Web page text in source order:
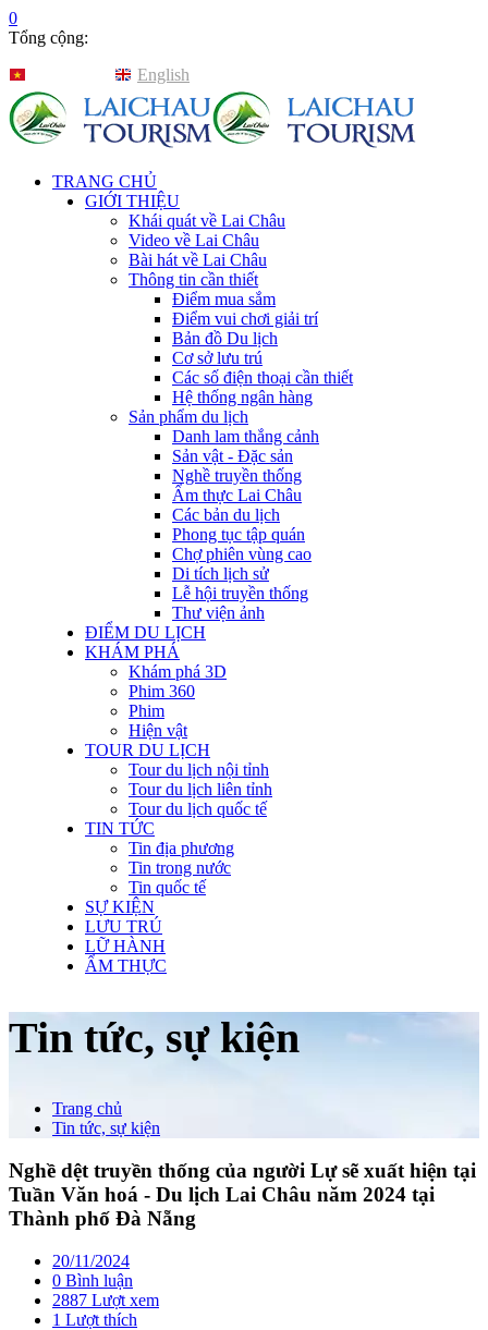
0
Tổng cộng:
English
TRANG CHỦ
GIỚI THIỆU
Khái quát về Lai Châu
Video về Lai Châu
Bài hát về Lai Châu
Thông tin cần thiết
Điểm mua sắm
Điểm vui chơi giải trí
Bản đồ Du lịch
Cơ sở lưu trú
Các số điện thoại cần thiết
Hệ thống ngân hàng
Sản phẩm du lịch
Danh lam thắng cảnh
Sản vật - Đặc sản
Nghề truyền thống
Ẩm thực Lai Châu
Các bản du lịch
Phong tục tập quán
Chợ phiên vùng cao
Di tích lịch sử
Lễ hội truyền thống
Thư viện ảnh
ĐIỂM DU LỊCH
KHÁM PHÁ
Khám phá 3D
Phim 360
Phim
Hiện vật
TOUR DU LỊCH
Tour du lịch nội tỉnh
Tour du lịch liên tỉnh
Tour du lịch quốc tế
TIN TỨC
Tin địa phương
Tin trong nước
Tin quốc tế
SỰ KIỆN
LƯU TRÚ
LỮ HÀNH
ẨM THỰC
Tin tức, sự kiện
Trang chủ
Tin tức, sự kiện
Nghề dệt truyền thống của người Lự sẽ xuất hiện tại
Tuần Văn hoá - Du lịch Lai Châu năm 2024 tại
Thành phố Đà Nẵng
20/11/2024
0 Bình luận
2887 Lượt xem
1 Lượt thích